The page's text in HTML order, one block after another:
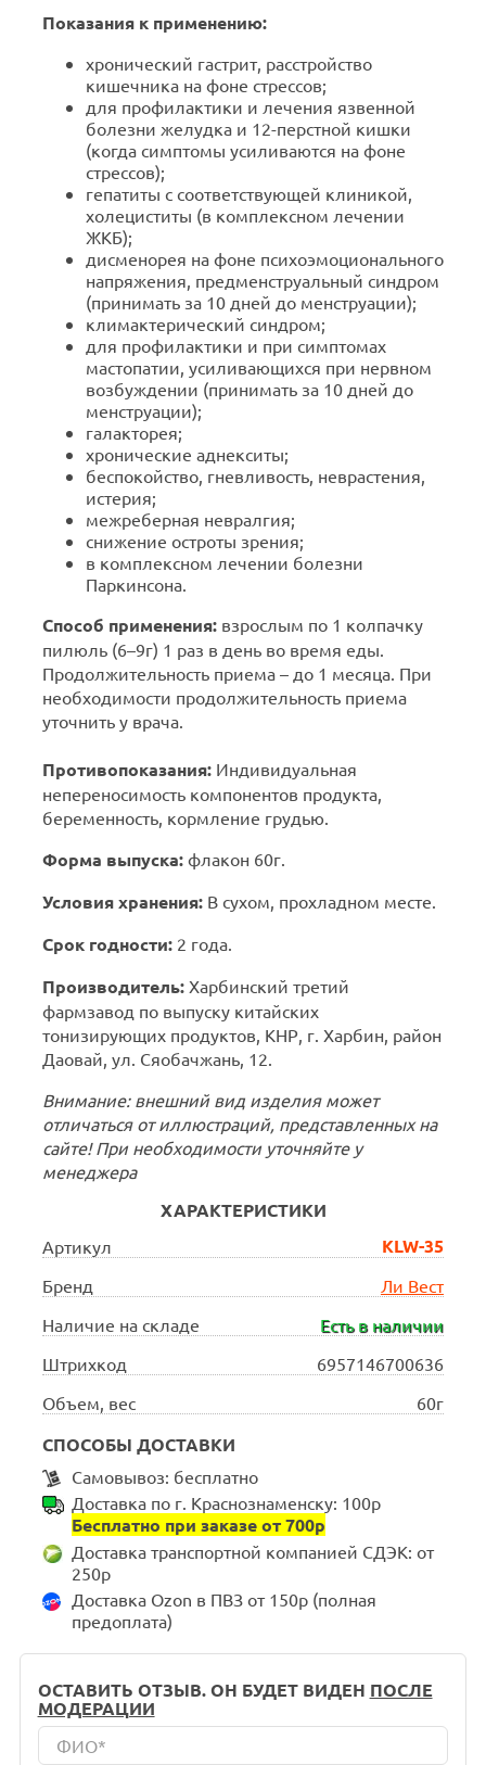
Показания к применению:
хронический гастрит, расстройство
кишечника на фоне стрессов;
для профилактики и лечения язвенной
болезни желудка и 12-перстной кишки
(когда симптомы усиливаются на фоне
стрессов);
гепатиты с соответствующей клиникой,
холециститы (в комплексном лечении
ЖКБ);
дисменорея на фоне психоэмоционального
напряжения, предменструальный синдром
(принимать за 10 дней до менструации);
климактерический синдром;
для профилактики и при симптомах
мастопатии, усиливающихся при нервном
возбуждении (принимать за 10 дней до
менструации);
галакторея;
хронические аднекситы;
беспокойство, гневливость, неврастения,
истерия;
межреберная невралгия;
снижение остроты зрения;
в комплексном лечении болезни
Паркинсона.
Способ применения: взрослым по 1 колпачку
пилюль (6–9г) 1 раз в день во время еды.
Продолжительность приема – до 1 месяца. При
необходимости продолжительность приема
уточнить у врача.
Противопоказания: Индивидуальная
непереносимость компонентов продукта,
беременность, кормление грудью.
Форма выпуска:флакон 60г.
Условия хранения: В сухом, прохладном месте.
Срок годности:2 года.
Производитель: Харбинский третий
фармзавод по выпуску китайских
тонизирующих продуктов, КНР, г. Харбин, район
Даовай, ул. Сяобачжань, 12.
Внимание: внешний вид изделия может
отличаться от иллюстраций, представленных на
сайте! При необходимости уточняйте у
менеджера
ХАРАКТЕРИСТИКИ
Артикул KLW-35
Бренд
Ли Вест
Наличие на складе
Есть в наличии
Штрихкод
6957146700636
Объем, вес
60г
СПОСОБЫ ДОСТАВКИ
Самовывоз: бесплатно
Доставка по г. Краснознаменску: 100р
Бесплатно при заказе от 700р
Доставка транспортной компанией СДЭК: от
250р
Доставка Ozon в ПВЗ от 150р (полная
предоплата)
ОСТАВИТЬ ОТЗЫВ. ОН БУДЕТ ВИДЕН ПОСЛЕ
МОДЕРАЦИИ